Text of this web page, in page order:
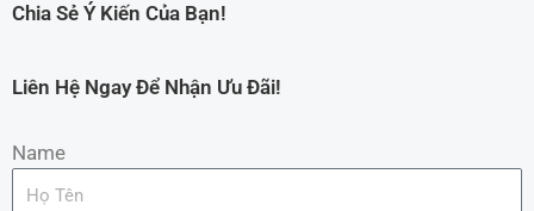
Chia Sẻ Ý Kiến Của Bạn!
Liên Hệ Ngay Để Nhận Ưu Đãi!
Name